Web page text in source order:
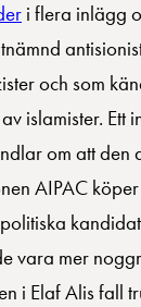
i flera inlägg
och som
islamister. Ett
om att den
AIPAC
vara mer
i Elaf Alis fall